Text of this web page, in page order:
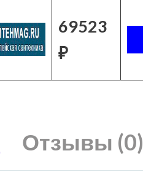
69523
₽
Отзывы (0)